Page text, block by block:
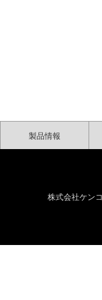
製品情報
株式会社ケン